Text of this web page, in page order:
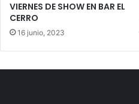
VIERNES DE SHOW EN BAR EL
CERRO
16 junio, 2023